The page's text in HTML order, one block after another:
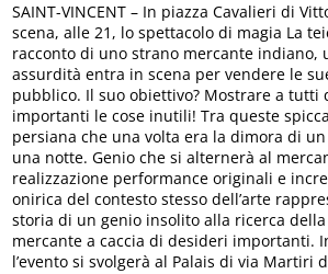
SAINT-VINCENT – In piazza Cavalieri di
scena, alle 21, lo spettacolo di magia La
racconto di uno strano mercante indiano,
assurdità entra in scena per vendere le
pubblico. Il suo obiettivo? Mostrare a tutti
importanti le cose inutili! Tra queste
persiana che una volta era la dimora di
una notte. Genio che si alternerà al
realizzazione performance originali e
onirica del contesto stesso dell’arte
storia di un genio insolito alla ricerca
mercante a caccia di desideri importanti.
l’evento si svolgerà al Palais di via Martiri